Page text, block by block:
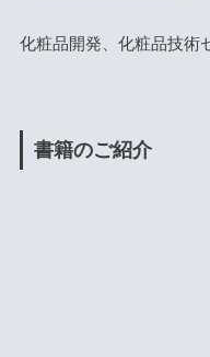
化粧品開発、化粧品技術
書籍のご紹介